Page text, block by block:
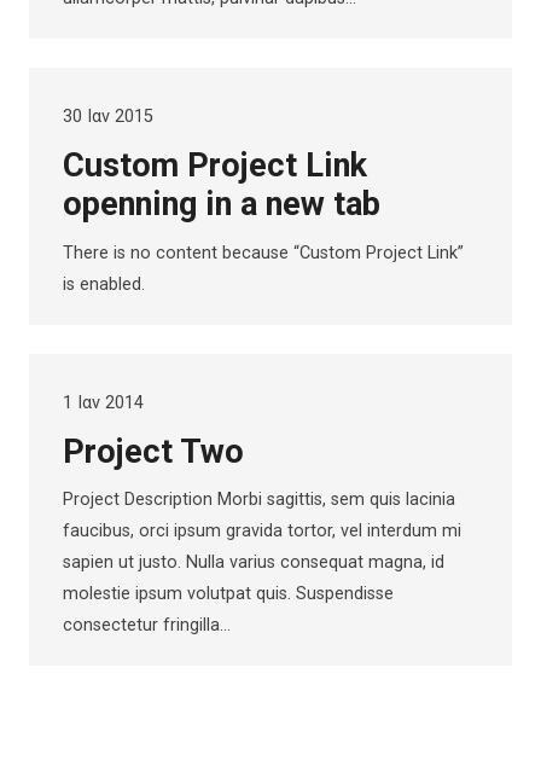
30 Ιαν 2015
Custom Project Link
openning in a new tab
There is no content because “Custom Project Link”
is enabled.
1 Ιαν 2014
Project Two
Project Description Morbi sagittis, sem quis lacinia
faucibus, orci ipsum gravida tortor, vel interdum mi
sapien ut justo. Nulla varius consequat magna, id
molestie ipsum volutpat quis. Suspendisse
consectetur fringilla…